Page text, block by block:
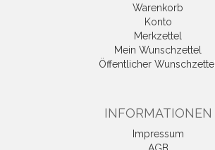
Warenkorb
Konto
Merkzettel
Mein Wunschzettel
Öffentlicher Wunschzettel
INFORMATIONEN
Impressum